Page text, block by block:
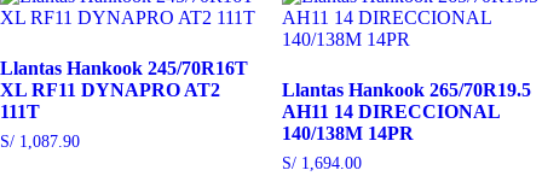
Llantas Hankook 245/70R16T
XL RF11 DYNAPRO AT2
111T
S/ 1,087.90
Llantas Hankook 265/70R19.5
AH11 14 DIRECCIONAL
140/138M 14PR
S/1,694.00